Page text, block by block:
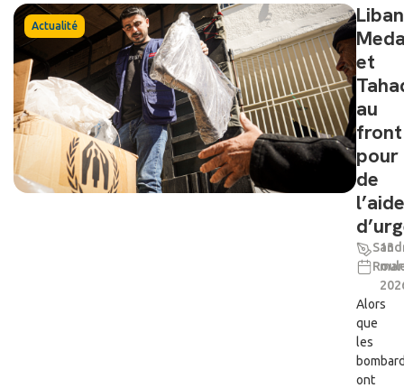
Actualité
et
au
front
pour
de
l’aide
13
Alors
que
les
ont